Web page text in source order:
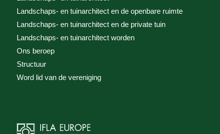
Landschaps- en tuinarchitect en de openbare ruimte
Landschaps- en tuinarchitect en de private tuin
Landschaps- en tuinarchitect worden
Ons beroep
Structuur
Word lid van de vereniging